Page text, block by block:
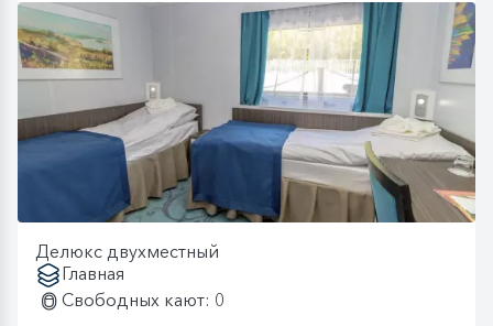
Делюкс двухместный
Главная
Свободных кают: 0